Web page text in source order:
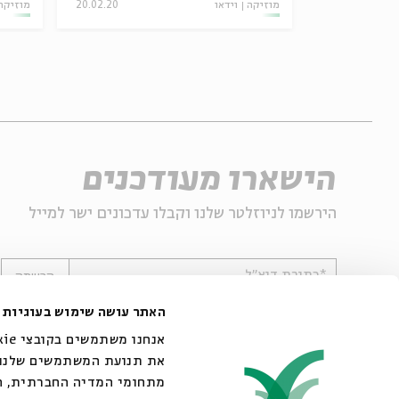
האתר עושה שימוש בעוגיות
את תנועת המשתמשים
מתחומי המדיה החברתית,
מוזיקה וידאו 20.02.20
הישארו מעודכנים
הירשמו לניוזלטר שלנו וקבלו עדכונים ישר למייל
*כתובת דוא"ל הרשמה